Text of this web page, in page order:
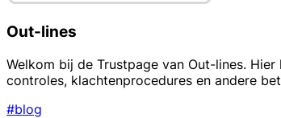
Out-lines
Welkom bij de Trustpage van Out-lines.
controles, klachtenprocedures en andere
#blog